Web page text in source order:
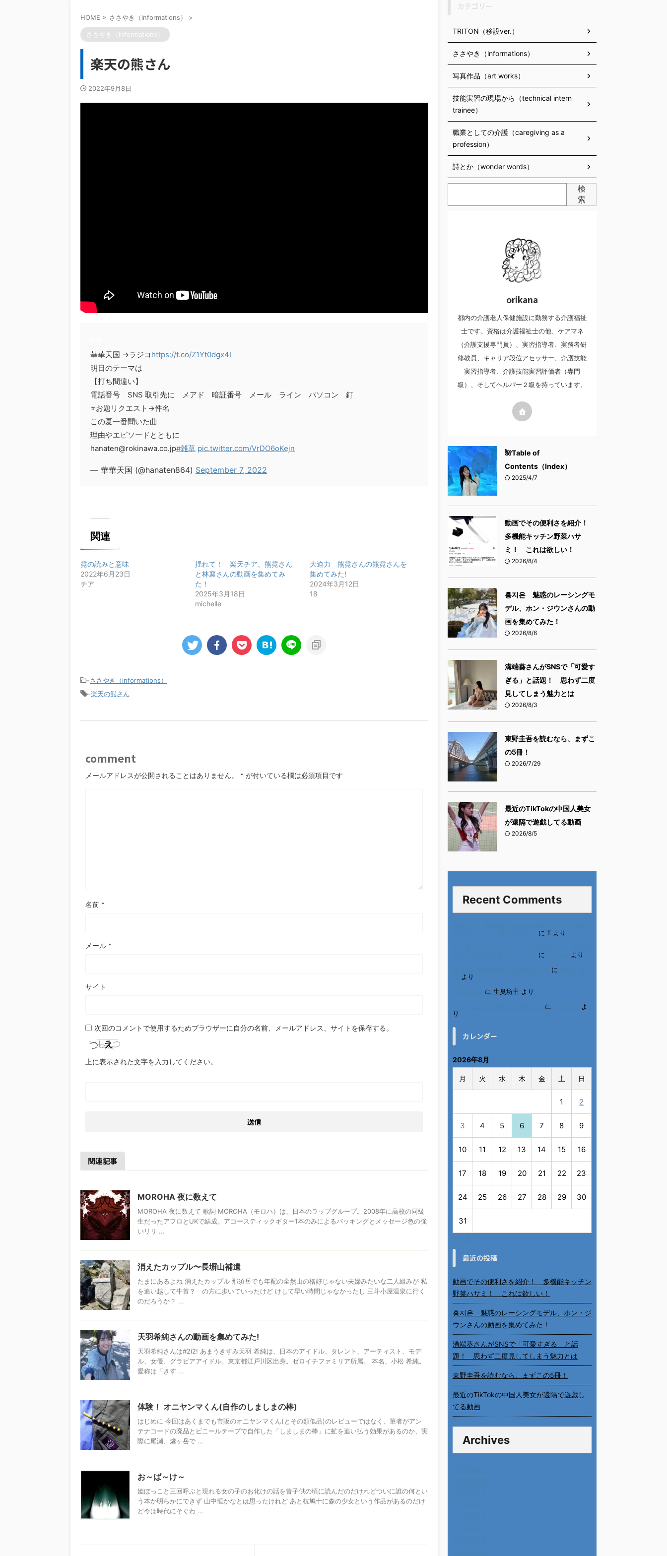
HOME > ささやき（informations） >
ささやき（informations）
楽天の熊さん
2022年9月8日
華華天国 →ラジコ https://t.co/Z1Yt0dgx4I
明日のテーマは
【打ち間違い】
電話番号 SNS 取引先に メアド 暗証番号 メール ライン パソコン 釘
⭐️お題リクエスト→件名
この夏一番聞いた曲
理由やエピソードとともに
hanaten@rokinawa.co.jp#雑草 pic.twitter.com/VrDO6oKejn
— 華華天国 (@hanaten864) September 7, 2022
関連
霓の読みと意味
2022年6月23日
チア
揺れて！ 楽天チア、熊霓さん
と林襄さんの動画を集めてみ
た！
2025年3月18日
michelle
大迫力 熊霓さんの熊霓さんを
集めてみた!
2024年3月12日
18
-ささやき（informations）
-楽天の熊さん
comment
メールアドレスが公開されることはありません。 * が付いている欄は必須項目です
名前 *
メール *
サイト
次回のコメントで使用するためブラウザーに自分の名前、メールアドレス、サイトを保存する。
上に表示された文字を入力してください。
関連記事
MOROHA 夜に数えて
MOROHA 夜に数えて 歌詞 MOROHA（モロハ）は、日本のラップグループ。2008年に高校の同級
生だったアフロとUKで結成。アコースティックギター1本のみによるバッキングとメッセージ色の強
いリリ ...
消えたカップル〜長塀山補遺
たまにあるよね 消えたカップル 那須岳でも年配の全然山の格好じゃない夫婦みたいな二人組みが 私
を追い越して牛首？ の方に歩いていったけど けして早い時間じゃなかったし 三斗小屋温泉に行く
のだろうか？ ...
天羽希純さんの動画を集めてみた!
天羽希純さんは#2i2! あまうきすみ天羽 希純は、日本のアイドル、タレント、アーティスト、モデ
ル、女優、グラビアアイドル。東京都江戸川区出身。ゼロイチファミリア所属。 本名、小松 希純。
愛称は「きす ...
体験！ オニヤンマくん(自作のしましまの棒)
はじめに 今回はあくまでも市販のオニヤンマくん(とその類似品)のレビューではなく、筆者がアン
テナコードの廃品とビニールテープで自作した「しましまの棒」に虻を追い払う効果があるのか、実
際に尾瀬、燧ヶ岳で ...
お～ば～け～
姫ぼっこと三回呼ぶと現れる女の子のお化けの話を昔子供の頃に読んだのだけれどついに誰の何とい
う本か明らかにできず 山中恒かなとは思ったけれど あと椋鳩十に森の少女という作品があるのだけ
ど今は時代にそぐわ ...
TRITON（移設ver.）
ささやき（informations）
写真作品（art works）
技能実習の現場から（technical intern
trainee）
職業としての介護（caregiving as a
profession）
詩とか（wonder words）
検
索
orikana
都内の介護老人保健施設に勤務する介護福祉
士です。資格は介護福祉士の他、ケアマネ
（介護支援専門員）、実習指導者、実務者研
修教員、キャリア段位アセッサー、介護技能
実習指導者、介護技能実習評価者（専門
級）、そしてヘルパー２級を持っています。
🌺Table of
Contents（Index）
2025/4/7
動画でその便利さを紹介！
多機能キッチン野菜ハサ
ミ！ これは欲しい！
2026/8/4
홍지은 魅惑のレーシングモ
デル、ホン・ジウンさんの動
画を集めてみた！
2026/8/6
溝端葵さんがSNSで「可愛す
ぎる」と話題！ 思わず二度
見してしまう魅力とは
2026/8/3
東野圭吾を読むなら、まずこ
の5冊！
2026/7/29
最近のTikTokの中国人美女
が遠隔で遊戯してる動画
2026/8/5
Recent Comments
に T より
に
より
に
より
に 生臭坊主 より
に
よ
り
カレンダー
2026年8月
月 火 水 木 金 土 日
1 2
3 4 5 6 7 8 9
10 11 12 13 14 15 16
17 18 19 20 21 22 23
24 25 26 27 28 29 30
31
最近の投稿
動画でその便利さを紹介！ 多機能キッチン
野菜ハサミ！ これは欲しい！
홍지은 魅惑のレーシングモデル、ホン・ジ
ウンさんの動画を集めてみた！
溝端葵さんがSNSで「可愛すぎる」と話
題！ 思わず二度見してしまう魅力とは
東野圭吾を読むなら、まずこの5冊！
最近のTikTokの中国人美女が遠隔で遊戯し
てる動画
Archives